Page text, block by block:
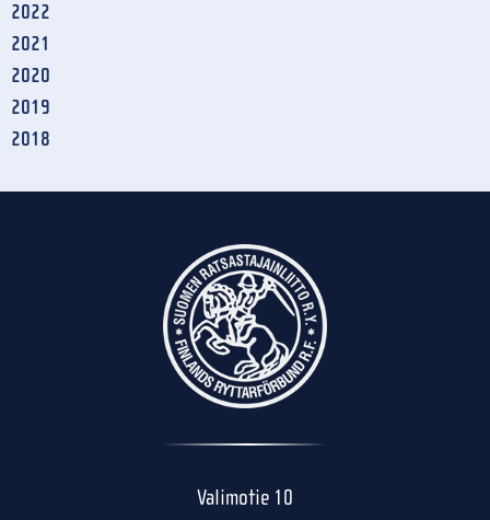
2022
2021
2020
2019
2018
Valimotie 10